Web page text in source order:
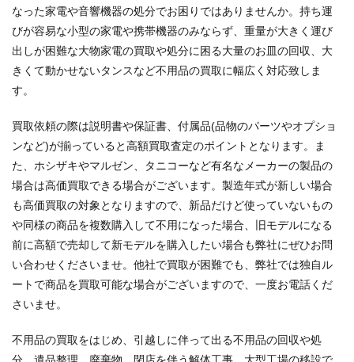
なった家電や音響機器の処分でお困りではありませんか。持ち運
びが容易な小型の家電や携帯機器のみならず、重量が大きく運び
出しが困難な大物家電の買取や処分に困る大量のお皿の回収、大
きくて動かせないタンスなど不用品の買取に幅広く対応致しま
す。
買取依頼の際は説明書や保証書、付属品(品物のパーツやオプショ
ンなど)が揃っていると高額買取査定のポイントとなります。ま
た、ホシザキやマルゼン、タニコーなど有名なメーカーの製品の
場合は高価買取できる場合がございます。製造年式が新しい場合
も高価買取の対象となりますので、新品だけど使っていないもの
や同様の商品を複数購入して不用になった場合、旧モデルになる
前に高額で売却して新モデルを購入したい場合も弊社にぜひお問
い合わせくださいませ。他社で買取が困難でも、弊社では独自ル
ートで商品を買取可能な場合がございますので、一度お電話くだ
さいませ。
不用品の買取をはじめ、引越しに伴って出る不用品の回収や処